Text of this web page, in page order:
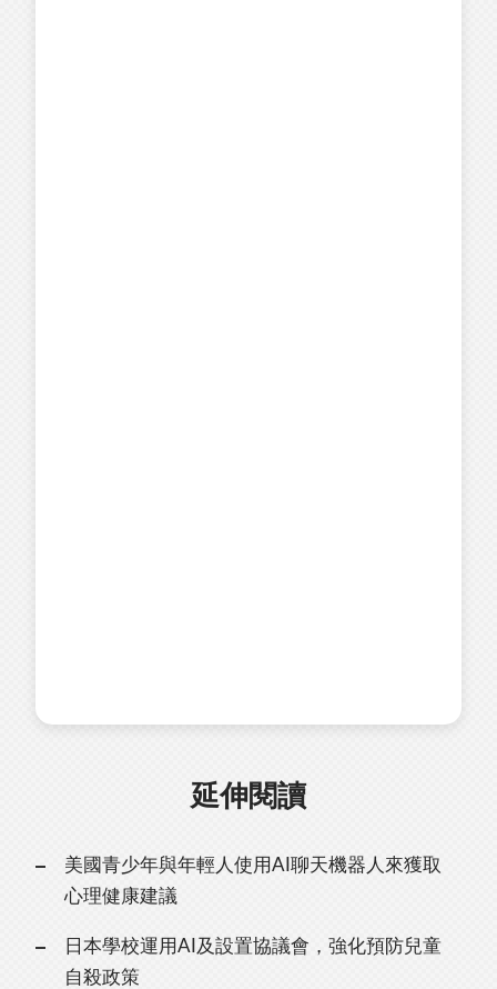
延伸閱讀
美國青少年與年輕人使用AI聊天機器人來獲取
心理健康建議
日本學校運用AI及設置協議會，強化預防兒童
自殺政策